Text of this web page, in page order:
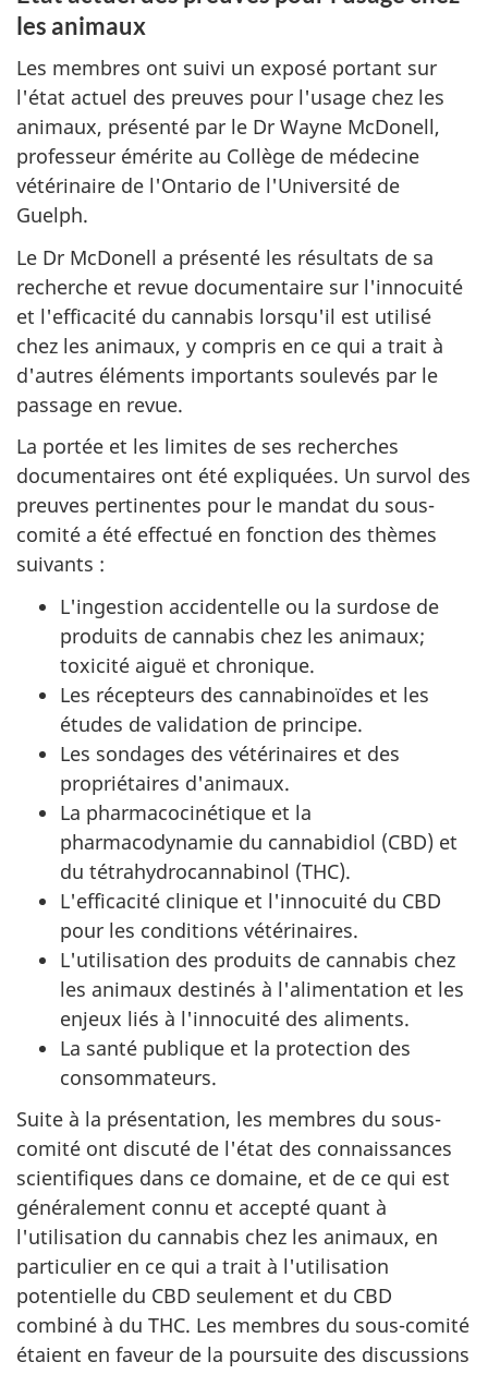
les animaux
Les membres ont suivi un exposé portant sur
l'état actuel des preuves pour l'usage chez les
animaux, présenté par le Dr Wayne McDonell,
professeur émérite au Collège de médecine
vétérinaire de l'Ontario de l'Université de
Guelph.
Le Dr McDonell a présenté les résultats de sa
recherche et revue documentaire sur l'innocuité
et l'efficacité du cannabis lorsqu'il est utilisé
chez les animaux, y compris en ce qui a trait à
d'autres éléments importants soulevés par le
passage en revue.
La portée et les limites de ses recherches
documentaires ont été expliquées. Un survol des
preuves pertinentes pour le mandat du sous-
comité a été effectué en fonction des thèmes
suivants :
L'ingestion accidentelle ou la surdose de
produits de cannabis chez les animaux;
toxicité aiguë et chronique.
Les récepteurs des cannabinoïdes et les
études de validation de principe.
Les sondages des vétérinaires et des
propriétaires d'animaux.
La pharmacocinétique et la
pharmacodynamie du cannabidiol (CBD) et
du tétrahydrocannabinol (THC).
L'efficacité clinique et l'innocuité du CBD
pour les conditions vétérinaires.
L'utilisation des produits de cannabis chez
les animaux destinés à l'alimentation et les
enjeux liés à l'innocuité des aliments.
La santé publique et la protection des
consommateurs.
Suite à la présentation, les membres du sous-
comité ont discuté de l'état des connaissances
scientifiques dans ce domaine, et de ce qui est
généralement connu et accepté quant à
l'utilisation du cannabis chez les animaux, en
particulier en ce qui a trait à l'utilisation
potentielle du CBD seulement et du CBD
combiné à du THC. Les membres du sous-comité
étaient en faveur de la poursuite des discussions